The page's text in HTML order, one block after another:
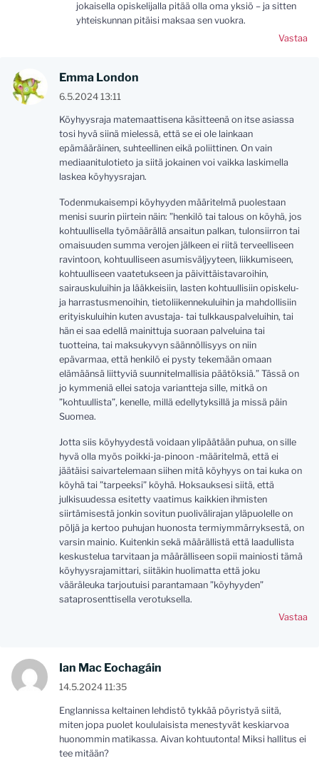
jokaisella opiskelijalla pitää olla oma yksiö – ja sitten
yhteiskunnan pitäisi maksaa sen vuokra.
Vastaa
Emma London
6.5.2024 13:11
Köyhyysraja matemaattisena käsitteenä on itse asiassa
tosi hyvä siinä mielessä, että se ei ole lainkaan
epämääräinen, suhteellinen eikä poliittinen. On vain
mediaanitulotieto ja siitä jokainen voi vaikka laskimella
laskea köyhyysrajan.
Todenmukaisempi köyhyyden määritelmä puolestaan
menisi suurin piirtein näin: ”henkilö tai talous on köyhä, jos
kohtuullisella työmäärällä ansaitun palkan, tulonsiirron tai
omaisuuden summa verojen jälkeen ei riitä terveelliseen
ravintoon, kohtuulliseen asumisväljyyteen, liikkumiseen,
kohtuulliseen vaatetukseen ja päivittäistavaroihin,
sairauskuluihin ja lääkkeisiin, lasten kohtuullisiin opiskelu-
ja harrastusmenoihin, tietoliikennekuluihin ja mahdollisiin
erityiskuluihin kuten avustaja- tai tulkkauspalveluihin, tai
hän ei saa edellä mainittuja suoraan palveluina tai
tuotteina, tai maksukyvyn säännöllisyys on niin
epävarmaa, että henkilö ei pysty tekemään omaan
elämäänsä liittyviä suunnitelmallisia päätöksiä.” Tässä on
jo kymmeniä ellei satoja variantteja sille, mitkä on
”kohtuullista”, kenelle, millä edellytyksillä ja missä päin
Suomea.
Jotta siis köyhyydestä voidaan ylipäätään puhua, on sille
hyvä olla myös poikki-ja-pinoon -määritelmä, että ei
jäätäisi saivartelemaan siihen mitä köyhyys on tai kuka on
köyhä tai ”tarpeeksi” köyhä. Hoksauksesi siitä, että
julkisuudessa esitetty vaatimus kaikkien ihmisten
siirtämisestä jonkin sovitun puolivälirajan yläpuolelle on
pöljä ja kertoo puhujan huonosta termiymmärryksestä, on
varsin mainio. Kuitenkin sekä määrällistä että laadullista
keskustelua tarvitaan ja määrälliseen sopii mainiosti tämä
köyhyysrajamittari, siitäkin huolimatta että joku
vääräleuka tarjoutuisi parantamaan ”köyhyyden”
sataprosenttisella verotuksella.
Vastaa
Ian Mac Eochagáin
14.5.2024 11:35
Englannissa keltainen lehdistö tykkää pöyristyä siitä,
miten jopa puolet koululaisista menestyvät keskiarvoa
huonommin matikassa. Aivan kohtuutonta! Miksi hallitus ei
tee mitään?